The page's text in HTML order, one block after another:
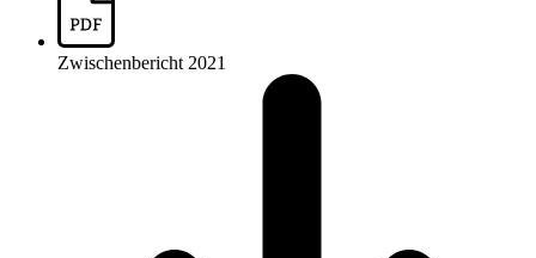
Zwischenbericht 2021